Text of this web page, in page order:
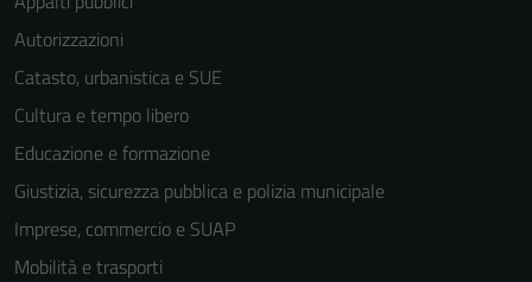
Autorizzazioni
Catasto, urbanistica e SUE
Cultura e tempo libero
Educazione e formazione
Giustizia, sicurezza pubblica e polizia municipale
Imprese, commercio e SUAP
Mobilità e trasporti